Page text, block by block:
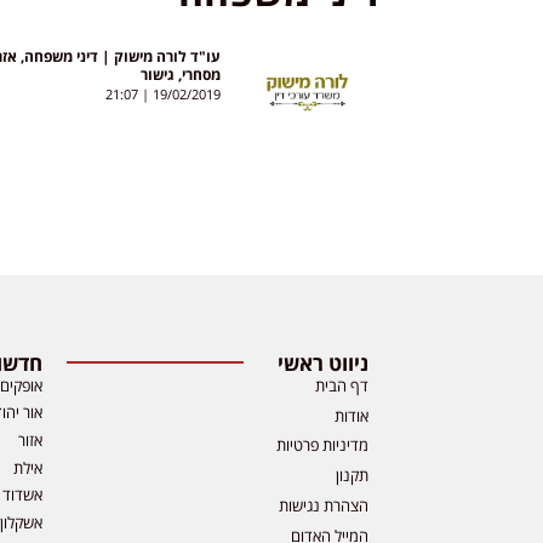
עו"ד לורה מישוק | דיני משפחה,
מסחרי, גישור
19/02/2019
21:07
ניווט ראשי
דף הבית
אודות
מדיניות פרטיות
תקנון
הצהרת נגישות
המייל האדום
אופקים
אור
אזור
אילת
אשדוד
אשקלון